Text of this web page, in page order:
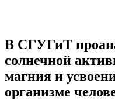
В СГУГиТ
солнечной
магния и
организме